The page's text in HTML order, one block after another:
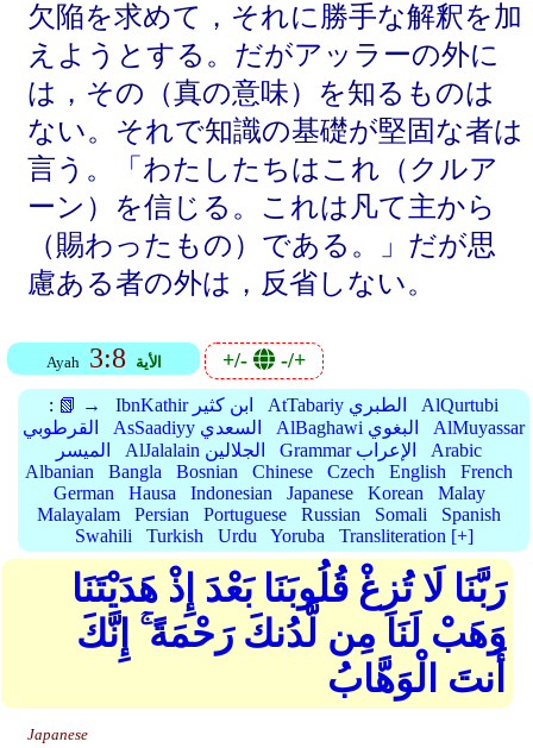
欠陥を求めて，それに勝手な解釈を加
えようとする。だがアッラーの外に
は，その（真の意味）を知るものは
ない。それで知識の基礎が堅固な者は
言う。「わたしたちはこれ（クルア
ーン）を信じる。これは凡て主から
（賜わったもの）である。」だが思
慮ある者の外は，反省しない。
Ayah 3:8 الأية +/- -/+
: 📗 → IbnKathir ابن كثير AtTabariy الطبري
AlQurtubi
القرطوبي
AsSaadiyy السعدي AlBaghawi البغوي
AlMuyassar
الميسر
AlJalalain الجلالين Grammar الإعراب
Arabic
Albanian
Bangla Bosnian Chinese Czech English
French
German
Hausa Indonesian Japanese Korean
Malay
Malayalam
Persian Portuguese Russian Somali
Spanish
Swahili
Turkish Urdu Yoruba Transliteration [+]
رَبَّنَا لَا تُزِغْ قُلُوبَنَا بَعْدَ إِذْ هَدَيْتَنَا
وَهَبْ لَنَا مِن لَّدُنكَ رَحْمَةً ۚ إِنَّكَ
أَنتَ الْوَهَّابُ
Japanese